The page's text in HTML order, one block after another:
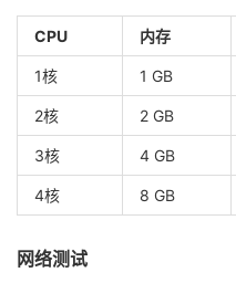
CPU 内存
1核 1 GB
2核 2 GB
3核 4 GB
4核 8 GB
网络测试